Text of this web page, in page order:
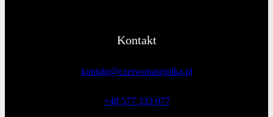
Kontakt
kontakt@czerwonaszpilka.pl
+48 577 333 077